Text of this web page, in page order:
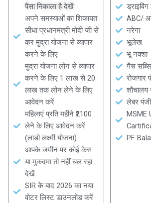
पैसा निकाला है देखें
अपने समस्याओं का शिकायत
सीधा प्रधानमंत्री मोदी जी से
कर मुद्रा योजना से व्यापार
करने के लिए
मुद्रा योजना लोन से व्यापार
करने के लिए 1 लाख से 20
लाख तक लोन लेने के लिए
आवेदन करें
महिलाएं प्रति महीने ₹2100
लेने के लिए आवेदन करें
(लाडो लक्ष्मी योजना)
आपके जमीन पर कोई केस
या मुकदमा तो नहीं चल रहा
देखें
SIR के बाद 2026 का नया
वोटर लिस्ट डाउनलोड करें
ABC/
नरेगा
भूलेख
भू नक्शा
गैस
रोजगार
शौचालय
लेबर
MSME
PF